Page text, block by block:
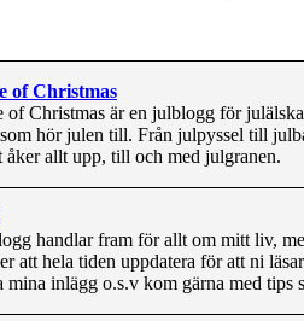
of Christmas
of Christmas är en julblogg för
som hör julen till. Från julpyssel till
åker allt upp, till och med julgranen.
handlar fram för allt om mitt liv,
att hela tiden uppdatera för att ni
mina inlägg o.s.v kom gärna med